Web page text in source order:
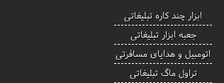
ابزار چند کاره تبلیغاتی
جعبه ابزار تبلیغاتی
اتومبیل و هدایای مسافرتی
تراول ماگ تبلیغاتی